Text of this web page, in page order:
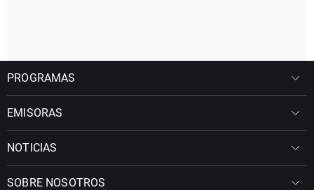
PROGRAMAS
EMISORAS
NOTICIAS
SOBRE NOSOTROS